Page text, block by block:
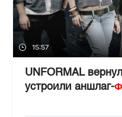
15:57
UNFORMAL
устроили аншлаг-